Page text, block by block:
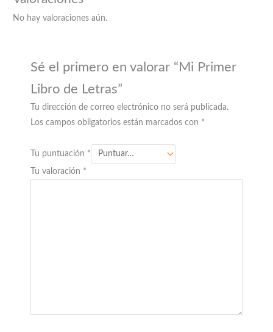
No hay valoraciones aún.
Sé el primero en valorar “Mi Primer
Libro de Letras”
Tu dirección de correo electrónico no será publicada.
Los campos obligatorios están marcados con *
Tu puntuación *
Tu valoración *